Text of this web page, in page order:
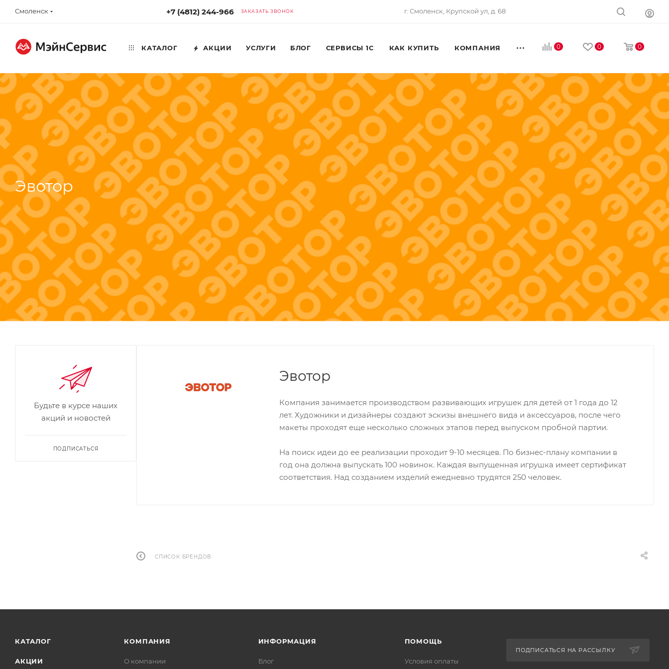
Смоленск +7 (4812) 244-966 ЗАКАЗАТЬ ЗВОНОК г. Смоленск, Крупской ул, д. 68
0 0 0
КАТАЛОГ АКЦИИ УСЛУГИ БЛОГ СЕРВИСЫ 1С КАК КУПИТЬ КОМПАНИЯ
Эвотор
Эвотор
Компания занимается производством развивающих игрушек для детей от 1 года до 12
лет. Художники и дизайнеры создают эскизы внешнего вида и аксессуаров, после чего
макеты проходят еще несколько сложных этапов перед выпуском пробной партии.
На поиск идеи до ее реализации проходит 9-10 месяцев. По бизнес-плану компании в
год она должна выпускать 100 новинок. Каждая выпущенная игрушка имеет сертификат
соответствия. Над созданием изделий ежедневно трудятся 250 человек.
СПИСОК БРЕНДОВ
Будьте в курсе наших
акций и новостей
ПОДПИСАТЬСЯ
КАТАЛОГ
АКЦИИ
КОМПАНИЯ
О компании
ИНФОРМАЦИЯ
Блог
ПОМОЩЬ
Условия оплаты
ПОДПИСАТЬСЯ НА РАССЫЛКУ